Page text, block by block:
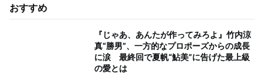
おすすめ
『じゃあ、あんたが作ってみろよ』竹内涼
真“勝男”、一方的なプロポーズからの成長
に涙 最終回で夏帆“鮎美”に告げた最上級
の愛とは